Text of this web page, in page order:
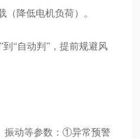
（降低电机负荷）。
“自动判”，提前规避风
振动等参数：①异常预警